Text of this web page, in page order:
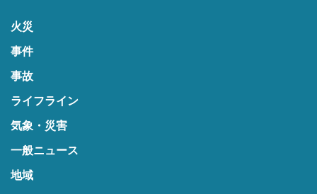
火災
事件
事故
ライフライン
気象・災害
一般ニュース
地域